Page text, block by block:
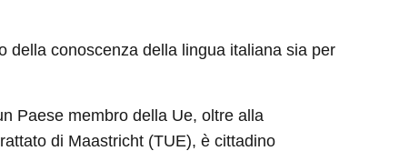
della conoscenza della lingua italiana sia per
Paese membro della Ue, oltre alla
di Maastricht (TUE), è cittadino